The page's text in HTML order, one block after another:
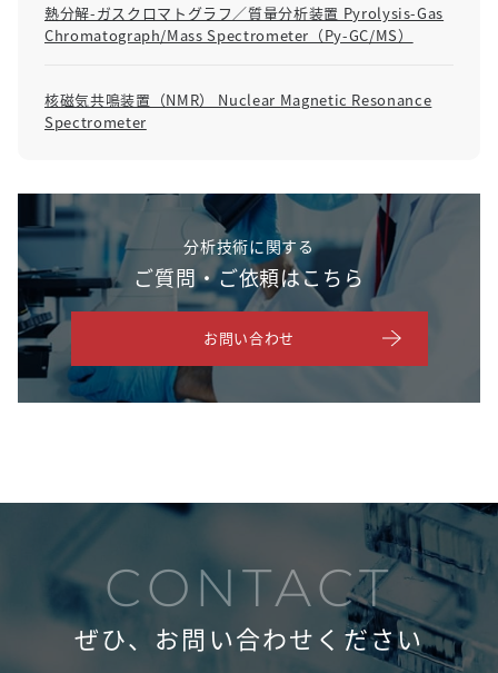
熱分解-ガスクロマトグラフ／質量分析装置 Pyrolysis-Gas
Chromatograph/Mass Spectrometer（Py-GC/MS）
核磁気共鳴装置（NMR） Nuclear Magnetic Resonance
Spectrometer
分析技術に関する
ご質問・ご依頼はこちら
お問い合わせ
CONTACT
ぜひ、お問い合わせください